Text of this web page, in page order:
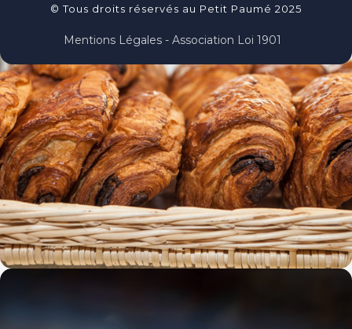
© Tous droits réservés au Petit Paumé 2025
Mentions Légales - Association Loi 1901